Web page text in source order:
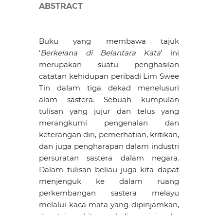
ABSTRACT
Buku yang membawa tajuk
‘Berkelana di Belantara Kata’ ini
merupakan suatu penghasilan
catatan kehidupan peribadi Lim Swee
Tin dalam tiga dekad menelusuri
alam sastera. Sebuah kumpulan
tulisan yang jujur dan telus yang
merangkumi pengenalan dan
keterangan diri, pemerhatian, kritikan,
dan juga pengharapan dalam industri
persuratan sastera dalam negara.
Dalam tulisan beliau juga kita dapat
menjenguk ke dalam ruang
perkembangan sastera melayu
melalui kaca mata yang dipinjamkan,